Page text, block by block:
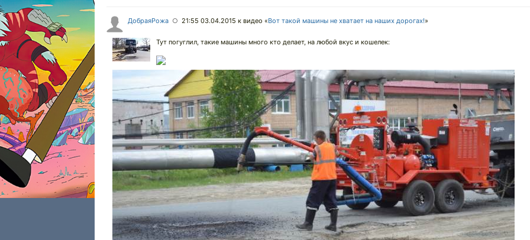
ДобраяРожа ○ 21:55 03.04.2015 к видео «Вот такой машины не хватает на наших дорогах!»
Тут погуглил, такие машины много кто делает, на любой вкус и кошелек: